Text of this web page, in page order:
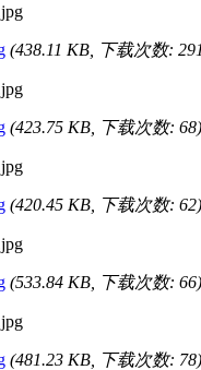
(438.11 KB, 下载次数:
(423.75 KB, 下载次数: 68)
(420.45 KB, 下载次数: 62)
(533.84 KB, 下载次数: 66)
(481.23 KB, 下载次数: 78)